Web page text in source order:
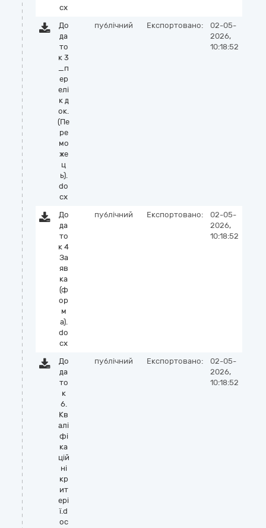
cx
До
да
то
к 3
_п
ер
елі
к д
ок.
(Пе
ре
мо
же
ц
ь).
do
cx
публічний Експортовано:
02-05-
2026,
10:18:52
До
да
то
к 4
За
яв
ка
(ф
ор
м
а).
do
cx
публічний Експортовано:
02-05-
2026,
10:18:52
До
да
то
к
6.
Кв
алі
фі
ка
цій
ні
кр
ит
ері
ї.d
oc
публічний Експортовано:
02-05-
2026,
10:18:52